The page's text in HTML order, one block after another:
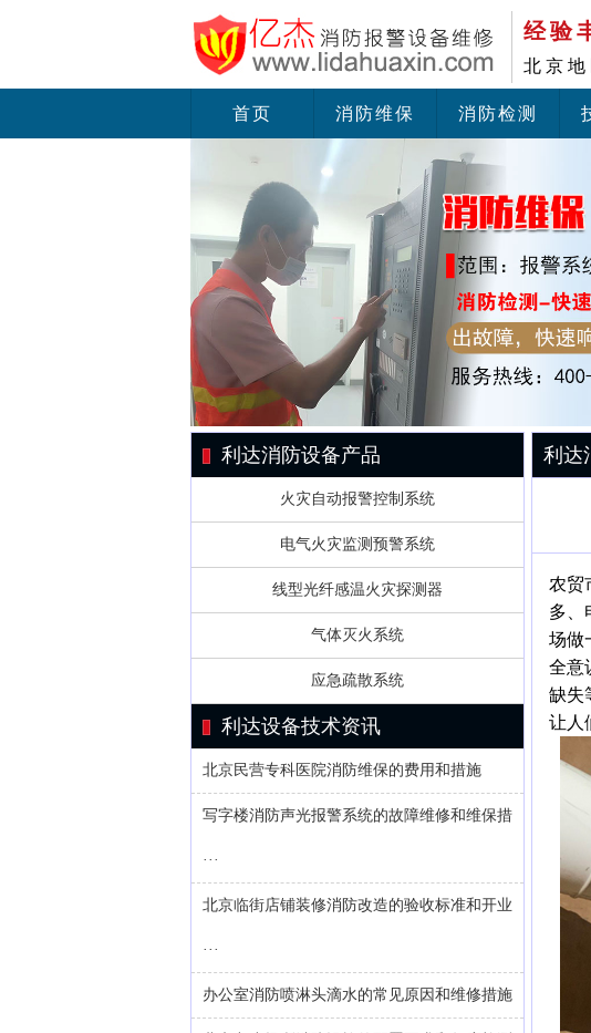
经验
北京
首页 消防维保 消防检测
利达消防设备产品
火灾自动报警控制系统
电气火灾监测预警系统
线型光纤感温火灾探测器
气体灭火系统
应急疏散系统
利达设备技术资讯
北京民营专科医院消防维保的费用和措施
写字楼消防声光报警系统的故障维修和维保措
···
北京临街店铺装修消防改造的验收标准和开业
···
办公室消防喷淋头滴水的常见原因和维修措施
利达
农贸
多、
场做
全意
缺失
让人